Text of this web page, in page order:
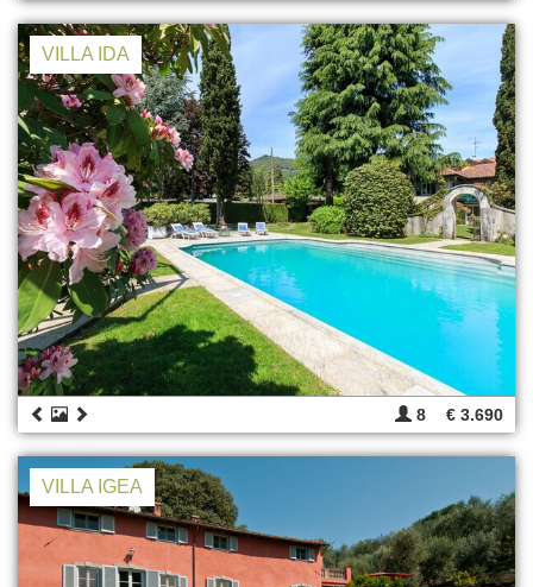
VILLA IDA
8 € 3.690
VILLA IGEA